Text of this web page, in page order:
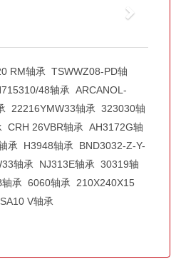
RM轴承 TSWWZ08-PD轴
48轴承 ARCANOL-
22216YMW33轴承 323030轴
CRH 26VBR轴承 AH3172G轴
承 H3948轴承 BND3032-Z-Y-
轴承 NJ313E轴承 30319轴
承 6060轴承 210X240X15
V轴承